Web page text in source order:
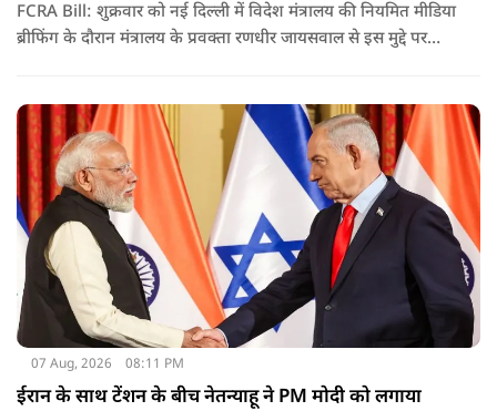
FCRA Bill: शुक्रवार को नई दिल्ली में विदेश मंत्रालय की नियमित मीडिया
ब्रीफिंग के दौरान मंत्रालय के प्रवक्ता रणधीर जायसवाल से इस मुद्दे पर
की संसद करती है.
07 Aug, 2026 08:11 PM
ईरान के साथ टेंशन के बीच नेतन्याहू ने PM मोदी को लगाया